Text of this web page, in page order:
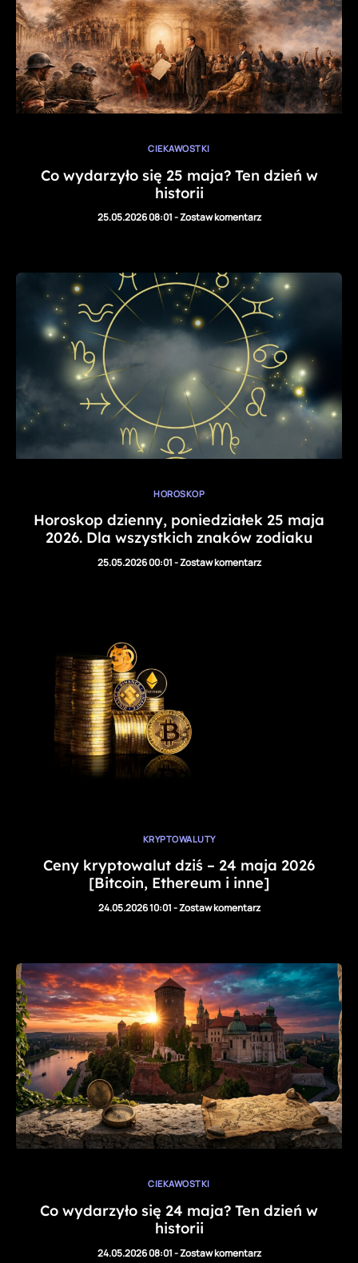
CIEKAWOSTKI
Co wydarzyło się 25 maja? Ten dzień w
historii
25.05.2026 08:01-Zostaw komentarz
HOROSKOP
Horoskop dzienny, poniedziałek 25 maja
2026. Dla wszystkich znaków zodiaku
25.05.2026 00:01-Zostaw komentarz
KRYPTOWALUTY
Ceny kryptowalut dziś – 24 maja 2026
[Bitcoin, Ethereum i inne]
24.05.2026 10:01-Zostaw komentarz
CIEKAWOSTKI
Co wydarzyło się 24 maja? Ten dzień w
historii
24.05.2026 08:01-Zostaw komentarz